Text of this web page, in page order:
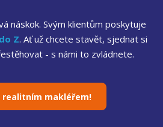
náskok. Svým klientům poskytuje
Z. Ať už chcete stavět, sjednat si
- s námi to zvládnete.
realitním makléřem!